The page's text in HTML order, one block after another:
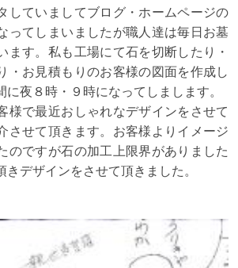
していましてブログ・ホームページの
ってしまいましたが職人達は毎日お墓
ます。私も工場にて石を切断したり・
・お見積もりのお客様の図面を作成し
に夜８時・９時になってしまします。
様で最近おしゃれなデザインをさせて
させて頂きます。お客様よりイメージ
のですが石の加工上限界がありました
デザインをさせて頂きました。